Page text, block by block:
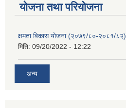
याेजना तथा परियाेजना
क्षमता बिकास योजना (२०७९/८०-२०८१/८२)
मिति: 09/20/2022 - 12:22
अन्य